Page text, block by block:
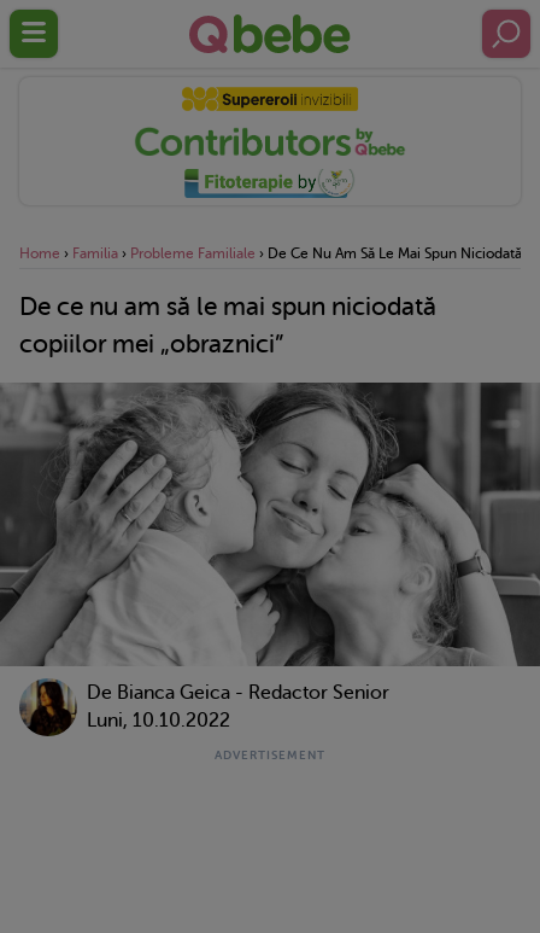
Home › Familia › Probleme Familiale › De Ce Nu Am Să Le Mai Spun Niciodată
De ce nu am să le mai spun niciodată
copiilor mei „obraznici”
De Bianca Geica - Redactor Senior
Luni, 10.10.2022